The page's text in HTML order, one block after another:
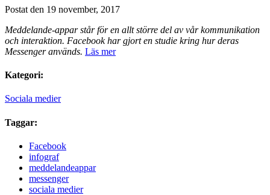
Postat den 19 november, 2017
Meddelande-appar står för en allt större del av vår kommunikation
och interaktion. Facebook har gjort en studie kring hur deras
Messenger används. Läs mer
Kategori:
Sociala medier
Taggar:
Facebook
infograf
meddelandeappar
messenger
sociala medier